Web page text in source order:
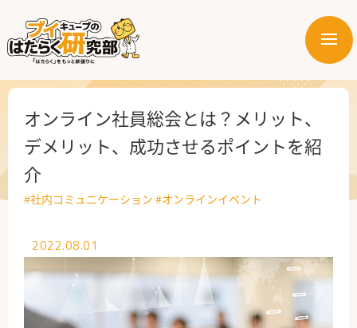
メ
ー
はたらく部署
はたらく課題
はたらく製品・サービス
オンライン社員総会とは？メリット、
デメリット、成功させるポイントを紹
介
#社内コミュニケーション #オンラインイベント
2022.08.01